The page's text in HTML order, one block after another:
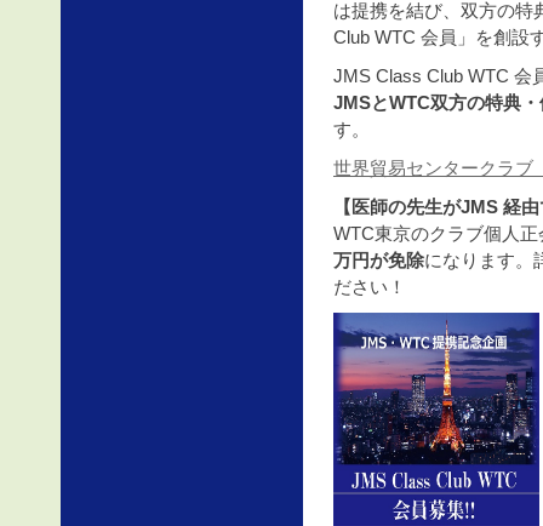
は提携を結び、双方の特
Club WTC 会員」を創設
JMS Class Club WTC 会
JMSとWTC双方の特典・
す。
世界貿易センタークラブ
【医師の先生がJMS 経
WTC東京のクラブ個人
万円が免除になります。
ださい！